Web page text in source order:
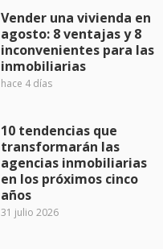
Vender una vivienda en
agosto: 8 ventajas y 8
inconvenientes para las
inmobiliarias
hace 4 días
10 tendencias que
transformarán las
agencias inmobiliarias
en los próximos cinco
años
31 julio 2026